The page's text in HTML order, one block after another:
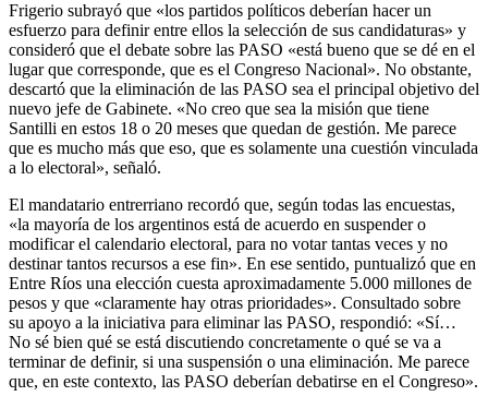
Frigerio subrayó que «los partidos políticos deberían hacer un
esfuerzo para definir entre ellos la selección de sus candidaturas» y
consideró que el debate sobre las PASO «está bueno que se dé en el
lugar que corresponde, que es el Congreso Nacional». No obstante,
descartó que la eliminación de las PASO sea el principal objetivo del
nuevo jefe de Gabinete. «No creo que sea la misión que tiene
Santilli en estos 18 o 20 meses que quedan de gestión. Me parece
que es mucho más que eso, que es solamente una cuestión vinculada
a lo electoral», señaló.
El mandatario entrerriano recordó que, según todas las encuestas,
«la mayoría de los argentinos está de acuerdo en suspender o
modificar el calendario electoral, para no votar tantas veces y no
destinar tantos recursos a ese fin». En ese sentido, puntualizó que en
Entre Ríos una elección cuesta aproximadamente 5.000 millones de
pesos y que «claramente hay otras prioridades». Consultado sobre
su apoyo a la iniciativa para eliminar las PASO, respondió: «Sí…
No sé bien qué se está discutiendo concretamente o qué se va a
terminar de definir, si una suspensión o una eliminación. Me parece
que, en este contexto, las PASO deberían debatirse en el Congreso».